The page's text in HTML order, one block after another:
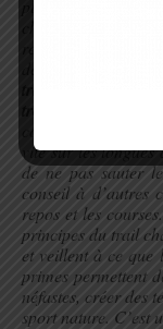
courtes afin que
vite sur les longues
de ne pas sauter
conseil à d’autres
repos et les
principes du trail
et veillent à ce que
primes permettent
néfastes, créer des
sport nature. C’est